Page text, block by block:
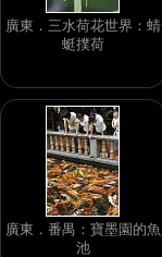
廣東．三水荷花世界：蜻
蜓撲荷
廣東．番禺：寶墨園的魚
池